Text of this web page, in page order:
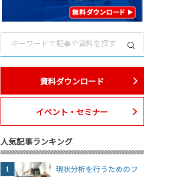
資料ダウンロード
イベント・セミナー
人気記事ランキング
現状分析を行うためのフ